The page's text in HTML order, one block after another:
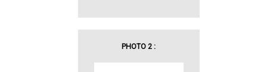
PHOTO 2 :